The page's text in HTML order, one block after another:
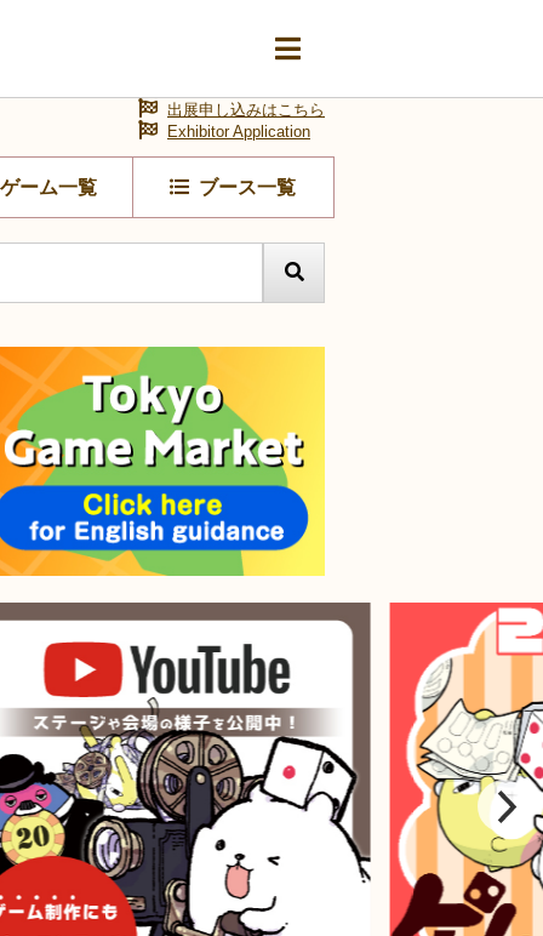
ゲーム一覧 ブース一覧
出展申し込みはこちら
Exhibitor Application